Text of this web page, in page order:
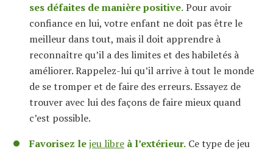
ses défaites de manière positive.Pour avoir
confiance en lui, votre enfant ne doit pas être le
meilleur dans tout, mais il doit apprendre à
reconnaître qu’il a des limites et deshabiletés à
améliorer. Rappelez-lui qu’il arrive à tout le monde
de se tromper et de faire des erreurs. Essayez de
trouver avec lui des façons de faire mieux quand
c’est possible.
Favorisez lejeu libre à l’extérieur. Ce type de jeu